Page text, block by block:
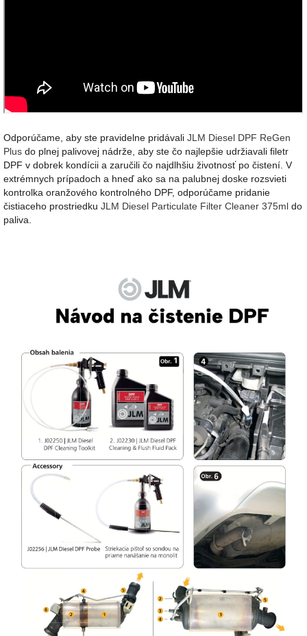
Odporúčame, aby ste pravidelne pridávali JLM Diesel DPF ReGen
Plus do plnej palivovej nádrže, aby ste čo najlepšie udržiavali filetr
DPF v dobrek kondícii a zaručili čo najdlhšiu životnosť po čistení. V
extrémnych prípadoch a hneď ako sa na palubnej doske rozsvieti
kontrolka oranžového kontrolného DPF, odporúčame pridanie
čistiaceho prostriedku JLM Diesel Particulate Filter Cleaner 375ml do
paliva.